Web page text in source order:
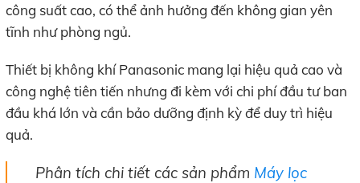
công suất cao, có thể ảnh hưởng đến không gian yên
tĩnh như phòng ngủ.
Thiết bị không khí Panasonic mang lại hiệu quả cao và
công nghệ tiên tiến nhưng đi kèm với chi phí đầu tư ban
đầu khá lớn và cần bảo dưỡng định kỳ để duy trì hiệu
quả.
Phân tích chi tiết các sản phẩm Máy lọc